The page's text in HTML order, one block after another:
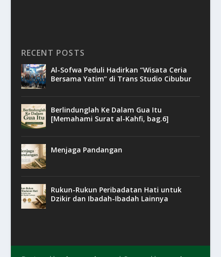
RECENT POSTS
Al-Sofwa Peduli Hadirkan “Wisata Ceria
Bersama Yatim” di Trans Studio Cibubur
Berlindunglah Ke Dalam Gua Itu
[Memahami Surat al-Kahfi, bag.6]
Menjaga Pandangan
Rukun-Rukun Peribadatan Hati untuk
Dzikir dan Ibadah-Ibadah Lainnya